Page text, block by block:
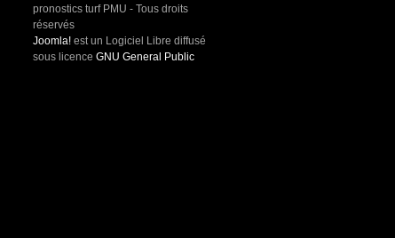
pronostics turf PMU - Tous droits
réservés
Joomla! est un Logiciel Libre diffusé
sous licence GNU General Public